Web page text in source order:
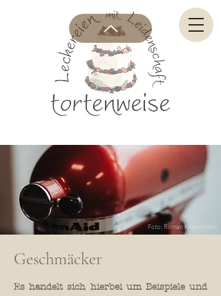
Foto: Roman Kasselmann
Geschmäcker
Es handelt sich hierbei um Beispiele und